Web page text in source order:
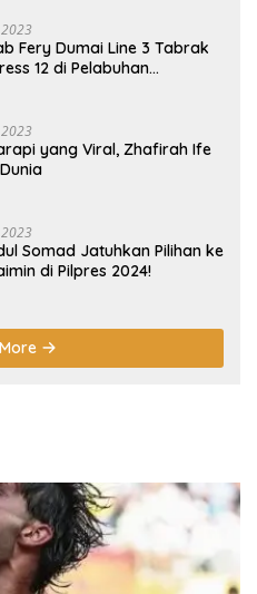
Fery Dumai Line 3 Tabrak
12 di Pelabuhan
2023
yang Viral, Zhafirah Ife
2023
Somad Jatuhkan Pilihan ke
di Pilpres 2024!